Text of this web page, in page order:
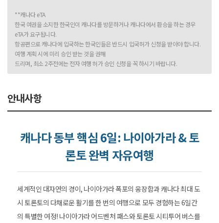
**캐나다 eTA
한국 여권을 소지한 한국인이 캐나다를 방문하거나 캐나다에서 환승을 하는 경우
eTA가 요구됩니다.
항공편으로 캐나다에 입국하는 한국인들은 반드시 입국허가 신청을 받아야 합니다.
여행 계획 시에 미리 승인 받는 것을 권해
드리며, 최소 2주전에는 전자 여행 허가 승인 신청을 꼭 하시기 바랍니다.
안내사항
캐나다 동부 핵심 6일: 나이아가라 & 토
론토 완벽 자유여행
세계적인 대자연의 경이, 나이아가라 폭포의 웅장함과 캐나다 최대 도
시 토론토의 다채로운 활기를 한 번의 여행으로 모두 경험하는 6일간
의 특별한 여정! 나이아가라 어드벤처 패스와 토론토 시티투어 버스를